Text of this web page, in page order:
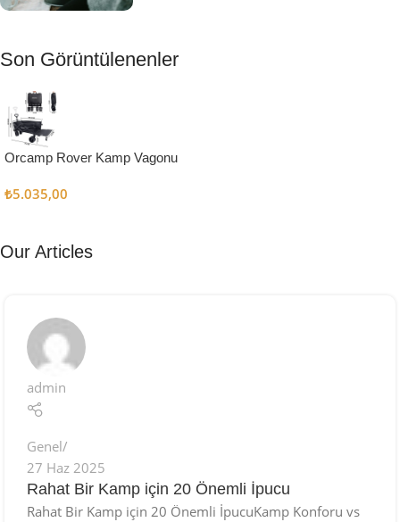
Muftağı
Kampçı
Şefler İçin
Keşfet
Son Görüntülenenler
Orcamp Rover Kamp Vagonu
₺5.035,00
Our Articles
admin
Genel
27 Haz 2025
Rahat Bir Kamp için 20 Önemli İpucu
Rahat Bir Kamp için 20 Önemli İpucuKamp Konforu vs